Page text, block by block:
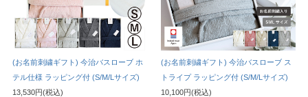
(お名前刺繍ギフト) 今治バスローブ ホ
テル仕様 ラッピング付 (S/M/Lサイズ)
13,530円(税込)
(お名前刺繍ギフト) 今治バスローブ ス
トライプ ラッピング付 (S/M/Lサイズ)
10,100円(税込)